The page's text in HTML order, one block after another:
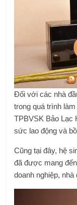
Đối với các nhà
trong quá trình
TPBVSK Bảo Lạc
sức lao động và
Cũng tại đây, hệ
đã được mang
doanh nghiệp,